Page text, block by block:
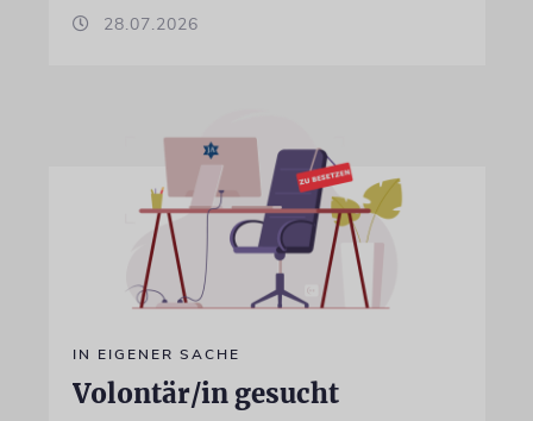
28.07.2026
IN EIGENER SACHE
Volontär/in gesucht